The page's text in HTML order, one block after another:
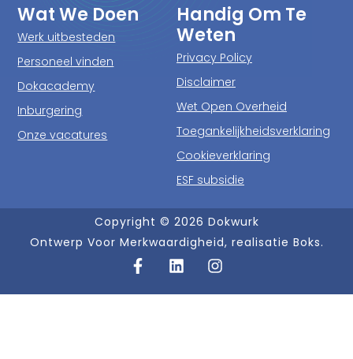
Wat We Doen
Werk uitbesteden
Personeel vinden
Dokacademy
Inburgering
Onze vacatures
Handig Om Te
Weten
Privacy Policy
Disclaimer
Wet Open Overheid
Toegankelijkheidsverklaring
Cookieverklaring
ESF subsidie
Copyright © 2026 Dokwurk
Ontwerp Voor Merkwaardigheid, realisatie Boks.